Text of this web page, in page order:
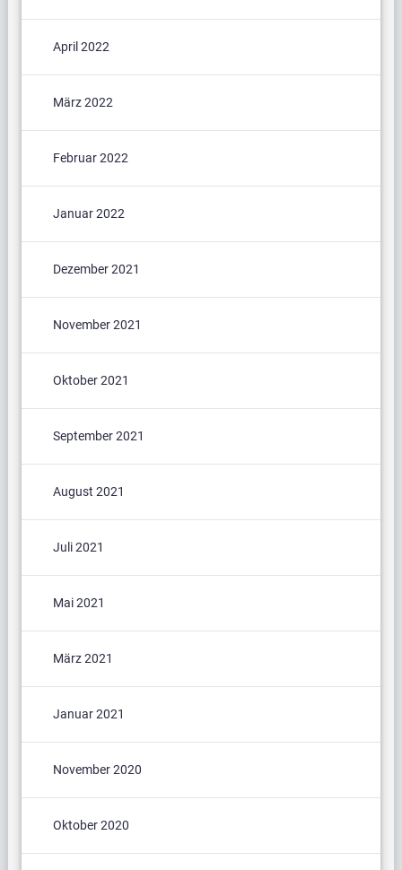
April 2022
März 2022
Februar 2022
Januar 2022
Dezember 2021
November 2021
Oktober 2021
September 2021
August 2021
Juli 2021
Mai 2021
März 2021
Januar 2021
November 2020
Oktober 2020